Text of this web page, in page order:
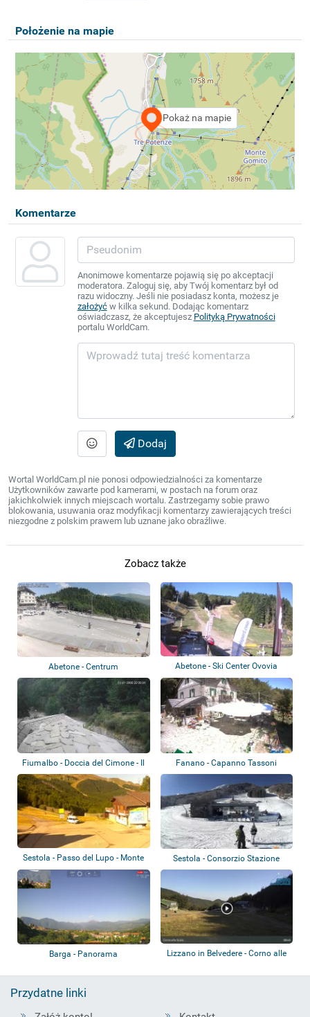
Położenie na mapie
Pokaż na mapie
Komentarze
Anonimowe komentarze pojawią się po akceptacji
moderatora. Zaloguj się, aby Twój komentarz był od
razu widoczny. Jeśli nie posiadasz konta, możesz je
założyćw kilka sekund. Dodając komentarz
oświadczasz, że akceptujesz Polityką Prywatności
portalu WorldCam.
Dodaj
Wortal WorldCam.pl nie ponosi odpowiedzialności za komentarze
Użytkowników zawarte pod kamerami, w postach na forum oraz
jakichkolwiek innych miejscach wortalu. Zastrzegamy sobie prawo
blokowania, usuwania oraz modyfikacji komentarzy zawierających treści
niezgodne z polskim prawem lub uznane jako obraźliwe.
Zobacz także
Abetone - Centrum Abetone - Ski Center Ovovia
Fiumalbo - Doccia del Cimone - Il
Borgo...
Fanano - Capanno Tassoni
Sestola - Passo del Lupo - Monte
Cimone
Sestola - Consorzio Stazione
Invernale d...
Barga - Panorama
Lizzano in Belvedere - Corno alle
Przydatne linki